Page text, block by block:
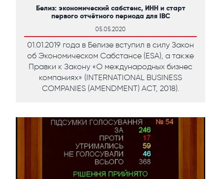
Белиз: экономический сабстенс, ИНН и старт
первого отчётного периода для IBC
05.05.2020
01.01.2019 года в Белизе вступил в силу Закон
об Экономическом Сабстансе (ESA), а также
Правки к Закону «О международных бизнес
компаниях» (INTERNATIONAL BUSINESS
COMPANIES (AMENDMENT) ACT, 2018).